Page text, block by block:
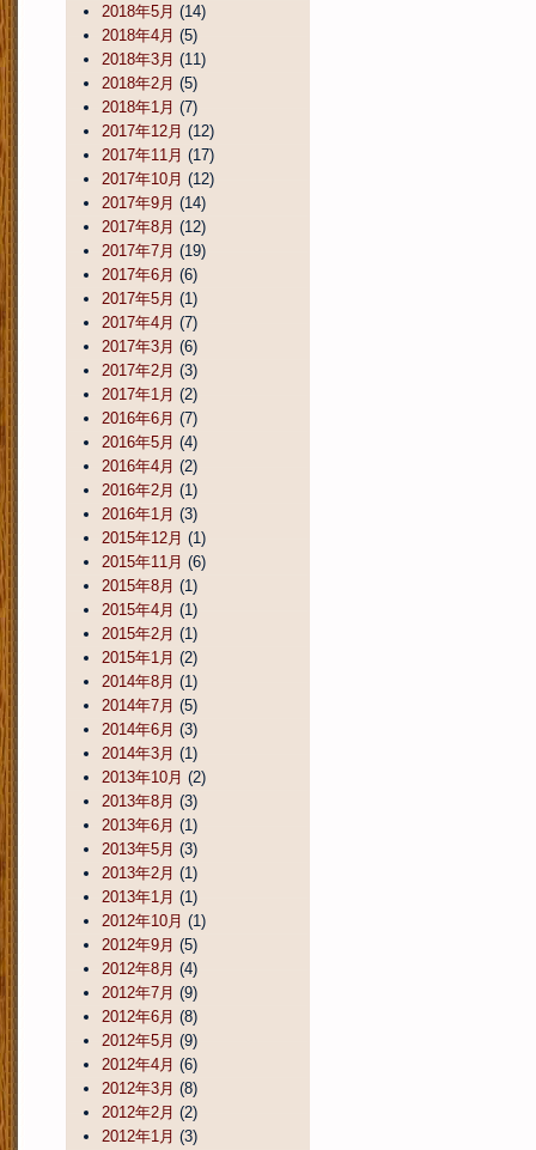
2018年5月 (14)
2018年4月 (5)
2018年3月 (11)
2018年2月 (5)
2018年1月 (7)
2017年12月 (12)
2017年11月 (17)
2017年10月 (12)
2017年9月 (14)
2017年8月 (12)
2017年7月 (19)
2017年6月 (6)
2017年5月 (1)
2017年4月 (7)
2017年3月 (6)
2017年2月 (3)
2017年1月 (2)
2016年6月 (7)
2016年5月 (4)
2016年4月 (2)
2016年2月 (1)
2016年1月 (3)
2015年12月 (1)
2015年11月 (6)
2015年8月 (1)
2015年4月 (1)
2015年2月 (1)
2015年1月 (2)
2014年8月 (1)
2014年7月 (5)
2014年6月 (3)
2014年3月 (1)
2013年10月 (2)
2013年8月 (3)
2013年6月 (1)
2013年5月 (3)
2013年2月 (1)
2013年1月 (1)
2012年10月 (1)
2012年9月 (5)
2012年8月 (4)
2012年7月 (9)
2012年6月 (8)
2012年5月 (9)
2012年4月 (6)
2012年3月 (8)
2012年2月 (2)
2012年1月 (3)